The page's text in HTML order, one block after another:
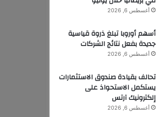
أغسطس 6, 2026
أسهم أوروبا تبلغ ذروة قياسية
جديدة بفعل نتائج الشركات
أغسطس 6, 2026
تحالف بقيادة صندوق الاستثمارات
يستكمل الاستحواذ على
إلكترونيك آرتس
أغسطس 6, 2026